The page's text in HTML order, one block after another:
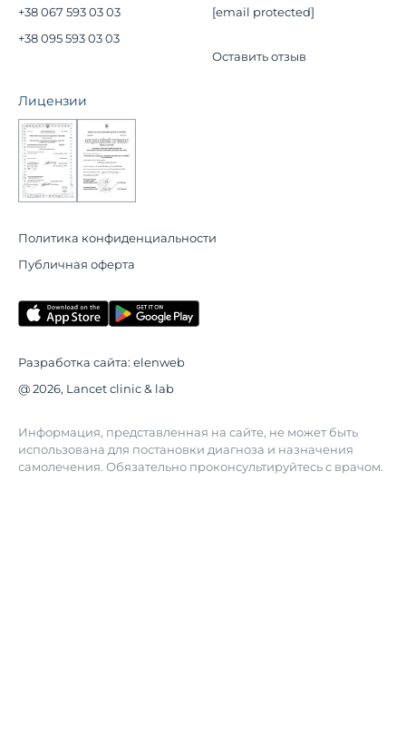
+38 067 593 03 03
+38 095 593 03 03
[email protected]
Оставить отзыв
Лицензии
Политика конфиденциальности
Публичная оферта
Разработка сайта: elenweb
@ 2026, Lancet clinic & lab
Информация, представленная на сайте, не может быть
использована для постановки диагноза и назначения
самолечения. Обязательно проконсультируйтесь с врачом.